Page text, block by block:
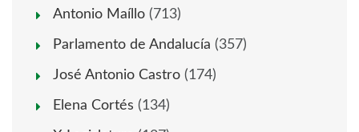
Antonio Maíllo (713)
Parlamento de Andalucía (357)
José Antonio Castro (174)
Elena Cortés (134)